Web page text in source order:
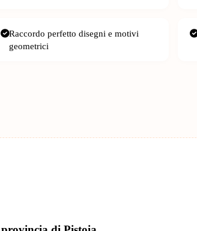
Raccordo perfetto disegni e motivi
geometrici